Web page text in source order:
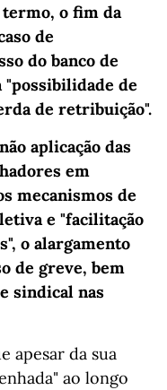
o fim da
de
do banco de
de
de retribuição".
aplicação das
em
mecanismos de
e "facilitação
o alargamento
de greve, bem
sindical nas
apesar da sua
ao longo